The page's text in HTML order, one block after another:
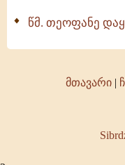
წმ. თეოფანე
მთავარი|